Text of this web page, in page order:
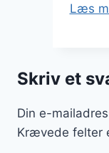
Læs
Skriv et
Din e-
Krævede felter